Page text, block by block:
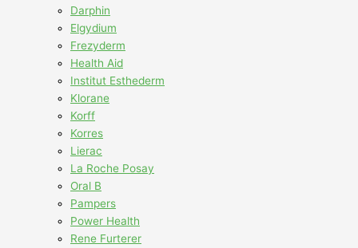
Darphin
Elgydium
Frezyderm
Health Aid
Institut Esthederm
Klorane
Korff
Korres
Lierac
La Roche Posay
Oral B
Pampers
Power Health
Rene Furterer